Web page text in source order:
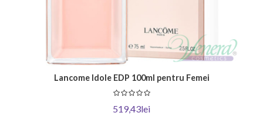
Lancome Idole EDP 100ml pentru Femei
519,43lei